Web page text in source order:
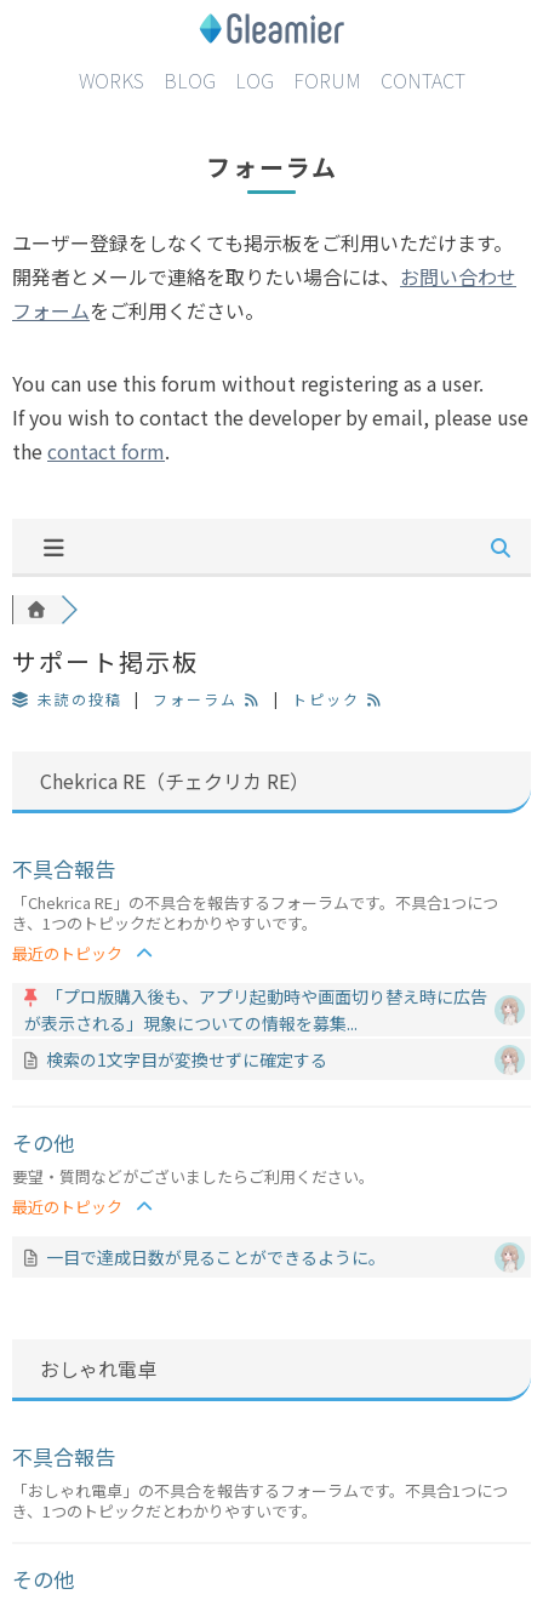
WORKS BLOG LOG FORUM CONTACT
フォーラム
ユーザー登録をしなくても掲示板をご利用いただけます。
開発者とメールで連絡を取りたい場合には、 お問い合わせ
フォームをご利用ください。
You can use this forum without registering as a user.
If you wish to contact the developer by email, please use
thecontact form.
サポート掲示板
未読の投稿 | フォーラム | トピック
Chekrica RE（チェクリカ RE）
不具合報告
「Chekrica RE」の不具合を報告するフォーラムです。不具合1つにつ
き、1つのトピックだとわかりやすいです。
最近のトピック
「プロ版購入後も、アプリ起動時や画面切り替え時に広告
が表示される」現象についての情報を募集...
検索の1文字目が変換せずに確定する
その他
要望・質問などがございましたらご利用ください。
最近のトピック
一目で達成日数が見ることができるように。
おしゃれ電卓
不具合報告
「おしゃれ電卓」の不具合を報告するフォーラムです。不具合1つにつ
き、1つのトピックだとわかりやすいです。
その他